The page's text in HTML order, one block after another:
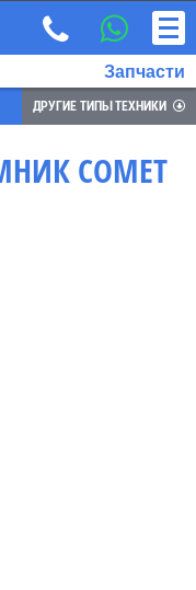
Запчасти
ДРУГИЕ ТИПЫ ТЕХНИКИ
COMET